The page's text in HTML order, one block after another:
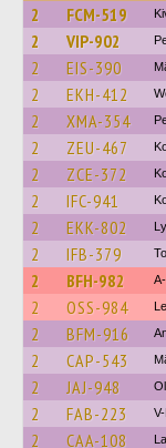
2 FCM-519
2 VIP-902
2 EIS-390
2 EKH-412
2 XMA-354
2 ZEU-467
2 ZCE-372
2 IFC-941
2 EKK-802
2 IFB-379
2 BFH-982
2 OSS-984
2 BFM-916
2 CAP-543
2 JAJ-948
2 FAB-223
2 CAA-108